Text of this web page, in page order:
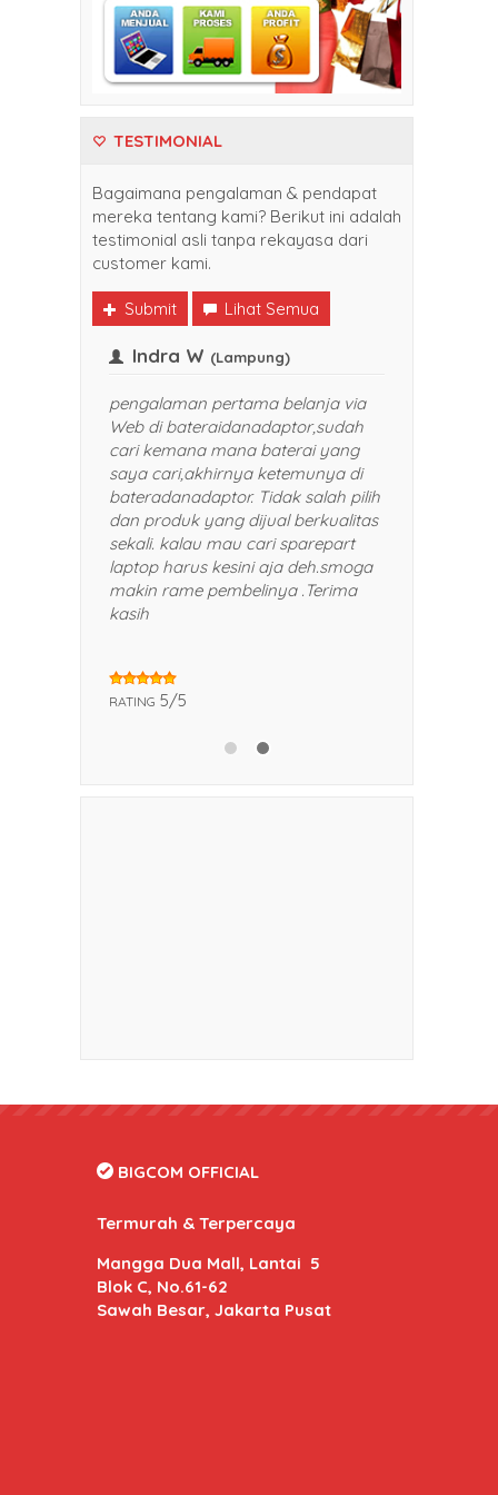
TESTIMONIAL
Bagaimana pengalaman & pendapat
mereka tentang kami? Berikut ini adalah
testimonial asli tanpa rekayasa dari
customer kami.
Submit Lihat Semua
Harganya
pelayanan yang
banget. Sukses selalu
rekomendasikan
dan kerabat saya.
Indra W
pengalaman pertama belanja via
Web di bateraidanadaptor,sudah
cari kemana mana baterai yang
saya cari,akhirnya ketemunya di
bateradanadaptor. Tidak salah pilih
dan produk yang dijual berkualitas
sekali. kalau mau cari sparepart
laptop harus kesini aja deh.smoga
makin rame pembelinya .Terima
Mangga Dua Mall, Lantai 5
Blok C, No.61-62
Sawah Besar, Jakarta Pusat